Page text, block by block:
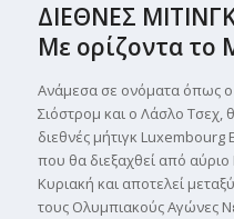
ΔΙΕΘΝΕΣ
Με ορίζοντα το
Ανάμεσα σε ονόματα όπως ο
Σιόστρομ και ο Λάσλο Τσεχ,
διεθνές μήτιγκ
που θα διεξαχθεί από
Κυριακή και αποτελεί
τους Ολυμπιακούς Αγώνες